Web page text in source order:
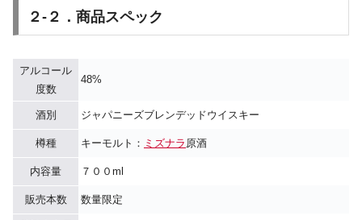
２-２．商品スペック
アルコール
度数
48%
酒別 ジャパニーズブレンデッドウイスキー
樽種 キーモルト： ミズナラ 原酒
内容量 ７００ml
販売本数 数量限定